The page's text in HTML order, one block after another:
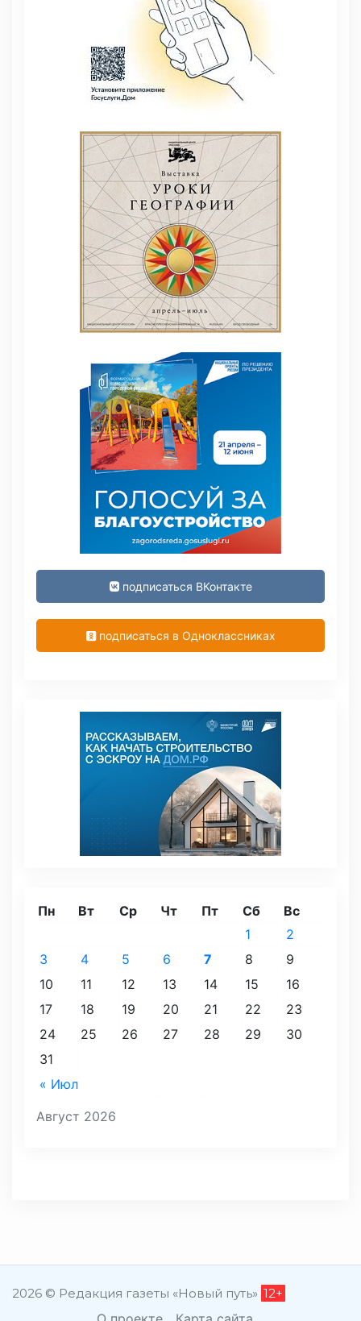
подписаться ВКонтакте
подписаться в Одноклассниках
Август 2026
Пн Вт Ср Чт Пт Сб Вс
« Июл
1
2
3
4 5 6 7 8
9
10
11 12 13 14 15
16
17
18 19 20 21 22
23
24
25 26 27 28 29
30
31
2026 © Редакция газеты «Новый путь» 12+